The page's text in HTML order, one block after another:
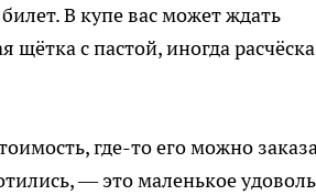
В купе вас может ждать
щётка с пастой, иногда
где-то его можно
— это маленькое